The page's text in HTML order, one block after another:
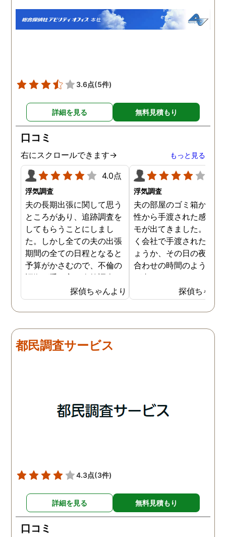
入り、妻が男とラブホテ
に入って行った瞬間を押
えたとのことでした。あ
3.6点(5件)
詳細を見る 無料見積もり
口コミ
右にスクロールできます→ もっと見る
4.0点
浮気調査
夫の長期出張に関して思う
ところがあり、追跡調査を
してもらうことにしまし
た。しかし全ての夫の出張
期間の全ての日程となると
予算がかさむので、不倫の
証拠が手に入り次第調査を
打ち切ってもらう契約にし
ました。調査初日、その日
は夫は本当に仕事をしてい
目、夫は仕事を休みにして
おり、出張先で女性と1日
拠を手に入れることができ
探偵ちゃんより
浮気調査
夫の部屋のゴミ箱から、
性から手渡された感じの
モが出てきました。おそ
く会社で手渡されたので
ょうか、その日の夜の待
合わせの時間のようなも
が書かれていました。こ
時になんとなく嫌な予感
したので、夫の身辺調査
会社での過ごし方を探偵
探偵に夫の会社の場所を
れました。調査の結果、
す。探偵の説明は全て調
報告書にも書かれており
写真を確認することもで
探偵ちゃん
都民調査サービス
4.3点(3件)
詳細を見る 無料見積もり
口コミ